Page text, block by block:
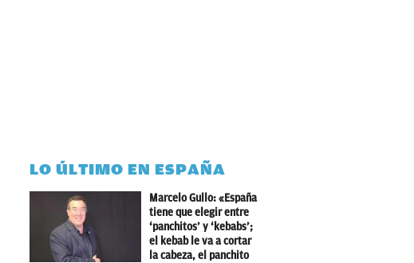
LO ÚLTIMO EN ESPAÑA
Marcelo Gullo: «España
tiene que elegir entre
‘panchitos’ y ‘kebabs’;
el kebab le va a cortar
la cabeza, el panchito